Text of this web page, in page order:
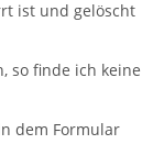
ist und gelöscht
so finde ich keine
dem Formular